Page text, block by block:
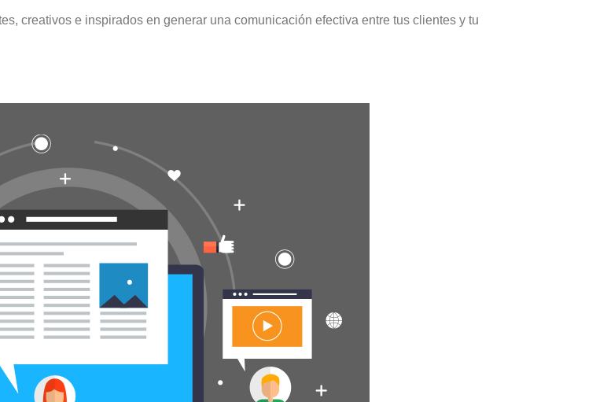
creativos e inspirados en generar una comunicación efectiva entre tus clientes y tu